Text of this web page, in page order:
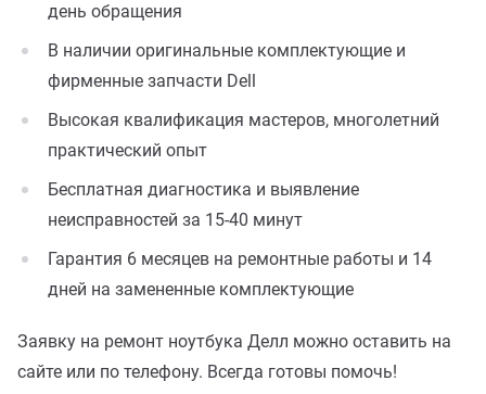
день обращения
В наличии оригинальные комплектующие и
фирменные запчасти Dell
Высокая квалификация мастеров, многолетний
практический опыт
Бесплатная диагностика и выявление
неисправностей за 15-40 минут
Гарантия 6 месяцев на ремонтные работы и 14
дней на замененные комплектующие
Заявку на ремонт ноутбука Делл можно оставить на
сайте или по телефону. Всегда готовы помочь!